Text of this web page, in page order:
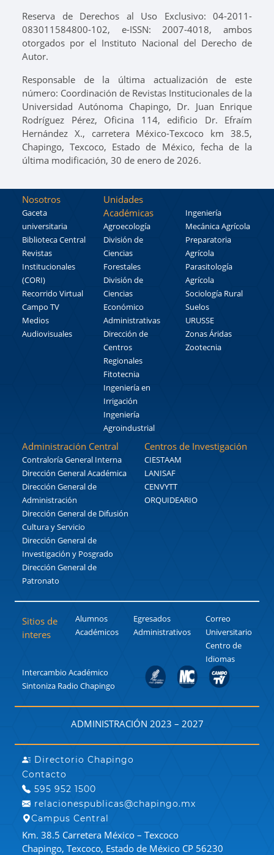
Reserva de Derechos al Uso Exclusivo: 04-2011-
083011584800-102, e-ISSN: 2007-4018, ambos
otorgados por el Instituto Nacional del Derecho de
Autor.
Responsable de la última actualización de este
número: Coordinación de Revistas Institucionales de la
Universidad Autónoma Chapingo, Dr. Juan Enrique
Rodríguez Pérez, Oficina 114, edificio Dr. Efraím
Hernández X., carretera México-Texcoco km 38.5,
Chapingo, Texcoco, Estado de México, fecha de la
última modificación, 30 de enero de 2026.
Nosotros
Gaceta
universitaria
Biblioteca Central
Revistas
Institucionales
(CORI)
Recorrido Virtual
Campo TV
Medios
Audiovisuales
Unidades
Académicas
Agroecología
División de
Ciencias
Forestales
División de
Ciencias
Económico
Administrativas
Dirección de
Centros
Regionales
Fitotecnia
Ingeniería en
Irrigación
Ingeniería
Agroindustrial
Ingeniería
Mecánica Agrícola
Preparatoria
Agrícola
Parasitología
Agrícola
Sociología Rural
Suelos
URUSSE
Zonas Áridas
Zootecnia
Administración Central
Contraloría General Interna
Dirección General Académica
Dirección General de
Administración
Dirección General de Difusión
Cultura y Servicio
Dirección General de
Investigación y Posgrado
Dirección General de
Patronato
Centros de Investigación
CIESTAAM
LANISAF
CENVYTT
ORQUIDEARIO
Sitios de
interes
Alumnos
Académicos
Egresados
Administrativos
Correo
Universitario
Centro de
Idiomas
Intercambio Académico
Sintoniza Radio Chapingo
ADMINISTRACIÓN 2023 – 2027
Directorio Chapingo
Contacto
595 952 1500
relacionespublicas@chapingo.mx
Campus Central
Km. 38.5 Carretera México – Texcoco
Chapingo, Texcoco, Estado de México CP 56230